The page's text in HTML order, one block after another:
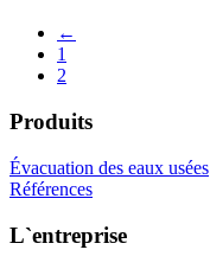
←
1
2
Produits
Évacuation des eaux usées
Références
L`entreprise